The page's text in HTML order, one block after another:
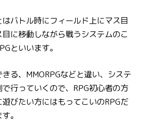
はバトル時にフィールド上にマス目
に移動しながら戦うシステムのこ
といいます。
る、MMORPGなどと違い、システ
行っていくので、RPG初心者の方
びたい方にはもってこいのRPGだ
。